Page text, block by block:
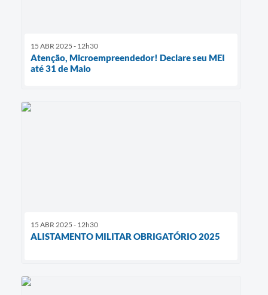
15 ABR 2025 - 12h30
Atenção, Microempreendedor! Declare seu MEI
até 31 de Maio
15 ABR 2025 - 12h30
ALISTAMENTO MILITAR OBRIGATÓRIO 2025